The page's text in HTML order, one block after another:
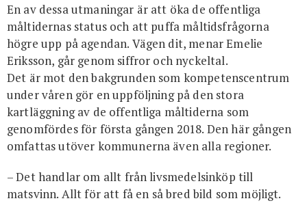
En av dessa utmaningar är att öka de offentliga
måltidernas status och att puffa måltidsfrågorna
högre upp på agendan. Vägen dit, menar Emelie
Eriksson, går genom siffror och nyckeltal.
Det är mot den bakgrunden som kompetenscentrum
under våren gör en uppföljning på den stora
kartläggning av de offentliga måltiderna som
genomfördes för första gången 2018. Den här gången
omfattas utöver kommunerna även alla regioner.
– Det handlar om allt från livsmedelsinköp till
matsvinn. Allt för att få en så bred bild som möjligt.